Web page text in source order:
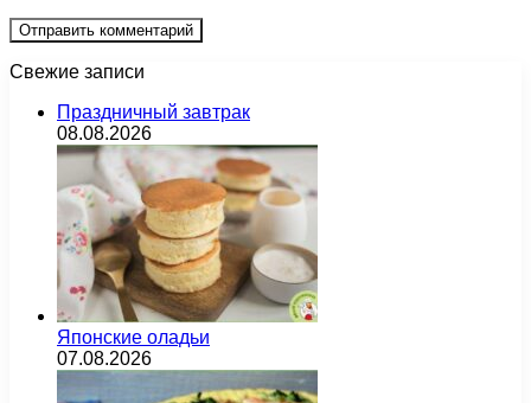
Свежие записи
Праздничный завтрак
08.08.2026
Японские оладьи
07.08.2026